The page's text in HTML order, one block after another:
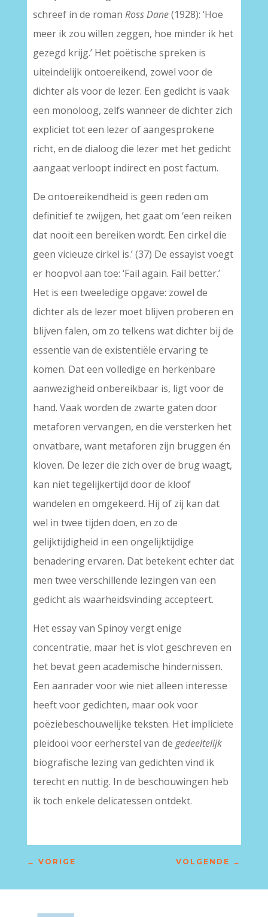
schreef in de roman Ross Dane(1928): ‘Hoe
meer ik zou willen zeggen, hoe minder ik het
gezegd krijg.’ Het poëtische spreken is
uiteindelijk ontoereikend, zowel voor de
dichter als voor de lezer. Een gedicht is vaak
een monoloog, zelfs wanneer de dichter zich
expliciet tot een lezer of aangesprokene
richt, en de dialoog die lezer met het gedicht
aangaat verloopt indirect en post factum.
De ontoereikendheid is geen reden om
definitief te zwijgen, het gaat om ‘een reiken
dat nooit een bereiken wordt. Een cirkel die
geen vicieuze cirkel is.’ (37) De essayist voegt
er hoopvol aan toe: ‘Fail again. Fail better.’
Het is een tweeledige opgave: zowel de
dichter als de lezer moet blijven proberen en
blijven falen, om zo telkens wat dichter bij de
essentie van de existentiële ervaring te
komen. Dat een volledige en herkenbare
aanwezigheid onbereikbaar is, ligt voor de
hand. Vaak worden de zwarte gaten door
metaforen vervangen, en die versterken het
onvatbare, want metaforen zijn bruggen én
kloven. De lezer die zich over de brug waagt,
kan niet tegelijkertijd door de kloof
wandelen en omgekeerd. Hij of zij kan dat
wel in twee tijden doen, en zo de
gelijktijdigheid in een ongelijktijdige
benadering ervaren. Dat betekent echter dat
men twee verschillende lezingen van een
gedicht als waarheidsvinding accepteert.
Het essay van Spinoy vergt enige
concentratie, maar het is vlot geschreven en
het bevat geen academische hindernissen.
Een aanrader voor wie niet alleen interesse
heeft voor gedichten, maar ook voor
poëziebeschouwelijke teksten. Het impliciete
pleidooi voor eerherstel van degedeeltelijk
biografische lezing van gedichten vind ik
terecht en nuttig. In de beschouwingen heb
ik toch enkele delicatessen ontdekt.
← VORIGE VOLGENDE →